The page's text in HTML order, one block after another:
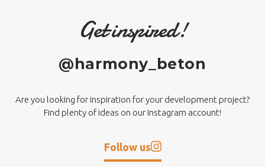
Get inspired!
@harmony_beton
Are you looking for inspiration for your development project?
Find plenty of ideas on our Instagram account!
Follow us